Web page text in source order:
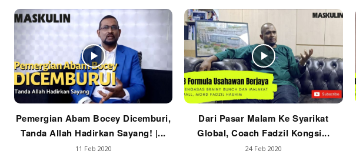
Pemergian Abam Bocey Dicemburi,
Tanda Allah Hadirkan Sayang! |...
11 Feb 2020
Dari Pasar Malam Ke Syarikat
Global, Coach Fadzil Kongsi...
24 Feb 2020